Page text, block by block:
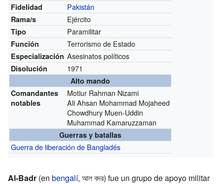
Fidelidad Pakistán
Rama/s Ejército
Tipo Paramilitar
Función Terrorismo de Estado
Especialización Asesinatos políticos
Disolución 1971
Alto mando
Comandantes
notables
Motiur Rahman Nizami
Ali Ahsan Mohammad Mojaheed
Chowdhury Muen-Uddin
Muhammad Kamaruzzaman
Guerras y batallas
Guerra de liberación de Bangladés
Al-Badr (en bengalí, আল বদর) fue un grupo de apoyo militar